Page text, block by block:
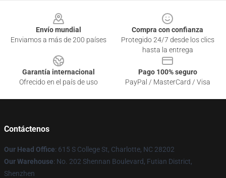
Envío mundial
Enviamos a más de 200 países
Compra con confianza
Protegido 24/7 desde los clics
hasta la entrega
Garantía internacional
Ofrecido en el país de uso
Pago 100% seguro
PayPal / MasterCard / Visa
Contáctenos
Our Head Office: 615 S College St, Charlotte, NC 28202
Our Warehouse: No. 202 Shennan Boulevard, Futian District,
Shenzhen